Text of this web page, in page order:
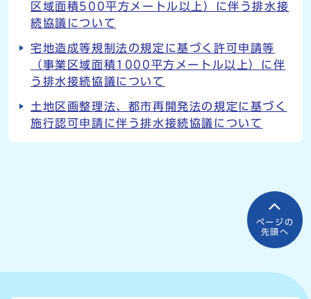
区域面積500平方メートル以上）に伴う排水接
続協議について
宅地造成等規制法の規定に基づく許可申請等
（事業区域面積1000平方メートル以上）に伴
う排水接続協議について
土地区画整理法、都市再開発法の規定に基づく
施行認可申請に伴う排水接続協議について
ページの
先頭へ